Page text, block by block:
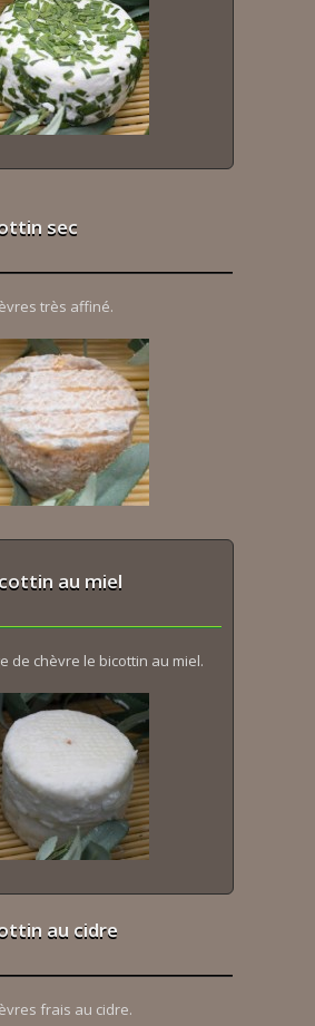
sec
très affiné.
au miel
de chèvre le bicottin au miel.
au cidre
frais au cidre.